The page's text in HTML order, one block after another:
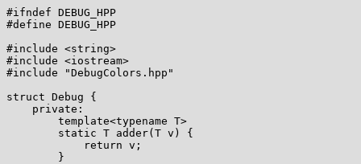
#ifndef DEBUG_HPP
#define DEBUG_HPP
#include <string>
#include <iostream>
#include "DebugColors.hpp"
struct Debug {
    private:
        template<typename T>
        static T adder(T v) {
            return v;
        }